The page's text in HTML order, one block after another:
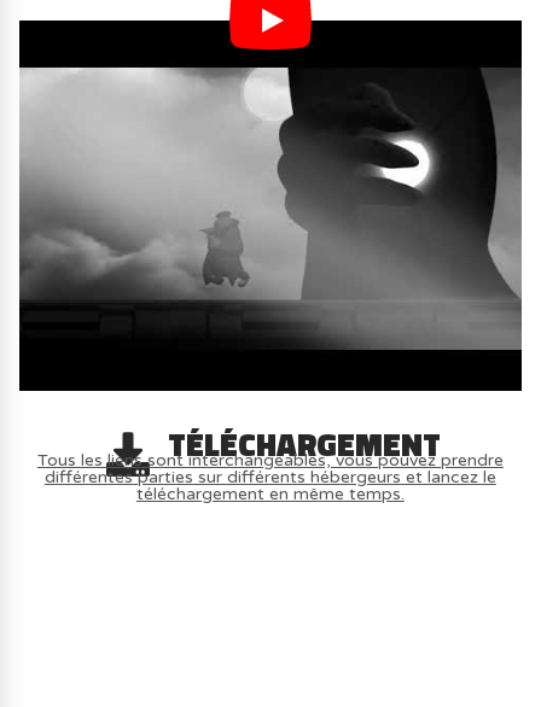
TÉLÉCHARGEMENT
Tous les liens sont interchangeables, vous pouvez prendre
différentes parties sur différents hébergeurs et lancez le
téléchargement en même temps.